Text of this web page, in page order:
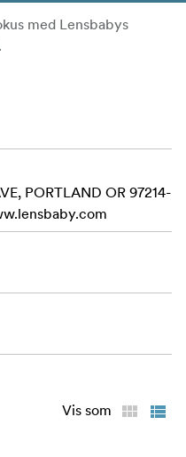
med Lensbabys
PORTLAND OR 97214-
Vis som